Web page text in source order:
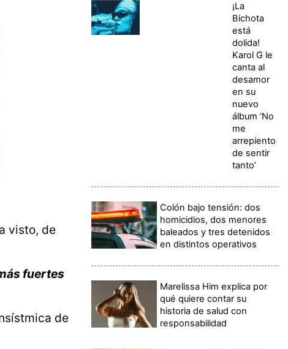
visto, de
fuertes
de
¡La
Bichota
está
dolida!
Karol G le
canta al
desamor
en su
nuevo
álbum ‘No
me
arrepiento
de sentir
tanto’
Colón bajo tensión: dos
homicidios, dos menores
baleados y tres detenidos
en distintos operativos
Marelissa Him explica por
qué quiere contar su
historia de salud con
responsabilidad